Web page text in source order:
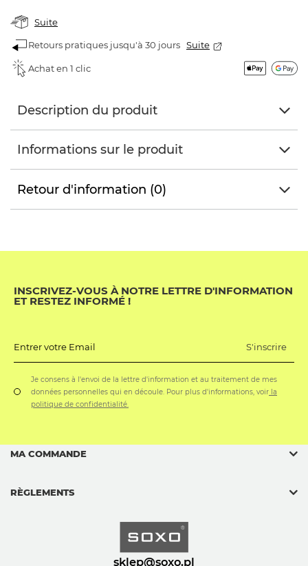
Suite
Retours pratiques jusqu'à 30 jours Suite
Achat en 1 clic
Description du produit
Informations sur le produit
Retour d'information (0)
INSCRIVEZ-VOUS À NOTRE LETTRE D'INFORMATION
ET RESTEZ INFORMÉ !
Entrer votre Email S'inscrire
Je consens à l'envoi de la lettre d'information et au traitement de mes
données personnelles qui en découle. Pour plus d'informations, voir la
politique de confidentialité.
sklep@soxo.pl
MA COMMANDE
RÈGLEMENTS